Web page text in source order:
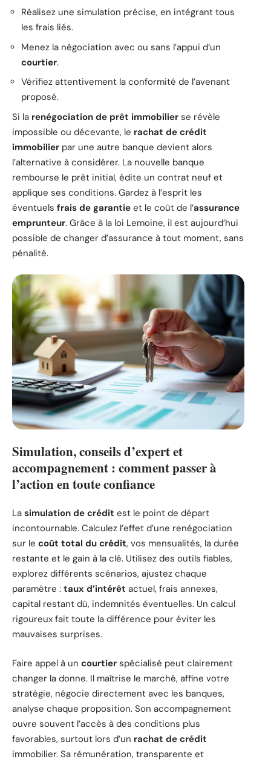
Réalisez une simulation précise, en intégrant tous
les frais liés.
Menez la négociation avec ou sans l’appui d’un
courtier.
Vérifiez attentivement la conformité de l’avenant
proposé.
Si la renégociation de prêt immobilier se révèle
impossible ou décevante, le rachat de crédit
immobilier par une autre banque devient alors
l’alternative à considérer. La nouvelle banque
rembourse le prêt initial, édite un contrat neuf et
applique ses conditions. Gardez à l’esprit les
éventuels frais de garantie et le coût de l’assurance
emprunteur. Grâce à la loi Lemoine, il est aujourd’hui
possible de changer d’assurance à tout moment, sans
pénalité.
Simulation, conseils d’expert et
accompagnement : comment passer à
l’action en toute confiance
La simulation de crédit est le point de départ
incontournable. Calculez l’effet d’une renégociation
sur le coût total du crédit, vos mensualités, la durée
restante et le gain à la clé. Utilisez des outils fiables,
explorez différents scénarios, ajustez chaque
paramètre : taux d’intérêt actuel, frais annexes,
capital restant dû, indemnités éventuelles. Un calcul
rigoureux fait toute la différence pour éviter les
mauvaises surprises.
Faire appel à un courtier spécialisé peut clairement
changer la donne. Il maîtrise le marché, affine votre
stratégie, négocie directement avec les banques,
analyse chaque proposition. Son accompagnement
ouvre souvent l’accès à des conditions plus
favorables, surtout lors d’un rachat de crédit
immobilier. Sa rémunération, transparente et